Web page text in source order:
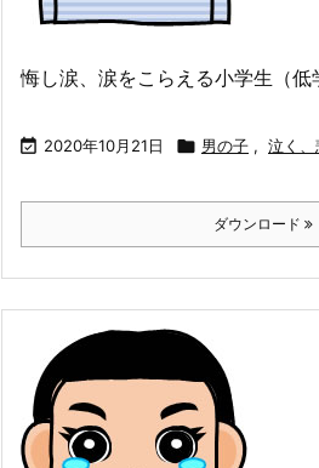
悔し涙、涙をこらえる小学生（低
 2020年10月21日  男の子 , 泣く
ダウンロード